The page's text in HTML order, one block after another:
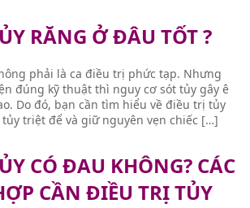
RĂNG Ở ĐÂU TỐT ?
phải là ca điều trị phức tạp. Nhưng
đúng kỹ thuật thì nguy cơ sót tủy gây ê
Do đó, bạn cần tìm hiểu về điều trị tủy
triệt để và giữ nguyên vẹn chiếc […]
CÓ ĐAU KHÔNG? CÁC
CẦN ĐIỀU TRỊ TỦY